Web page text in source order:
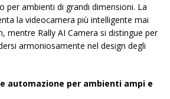
per ambienti di grandi dimensioni. La
la videocamera più intelligente mai
mentre Rally AI Camera si distingue per
armoniosamente nel design degli
automazione per ambienti ampi e